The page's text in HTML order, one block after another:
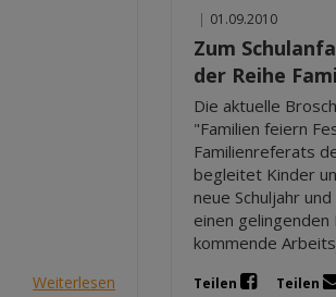
Weiterlesen
| 01.09.2010
Zum
der Reihe
Die aktuelle
"Familien feiern
Familienreferats
begleitet Kinder
neue Schuljahr
einen gelingenden
kommende
Teilen Teilen